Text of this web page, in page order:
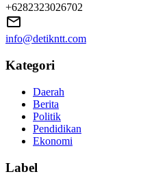
+6282323026702
info@detikntt.com
Kategori
Daerah
Berita
Politik
Pendidikan
Ekonomi
Label